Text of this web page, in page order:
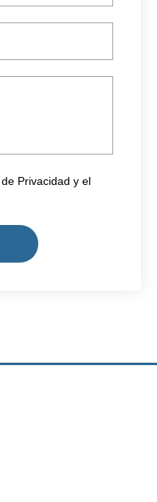
Privacidad y el